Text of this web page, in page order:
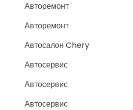
Авторемонт
Авторемонт
Автосалон Chery
Автосервис
Автосервис
Автосервис